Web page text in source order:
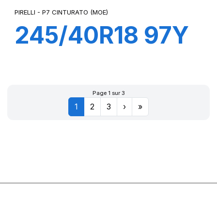
PIRELLI - P7 CINTURATO (MOE)
245/40R18 97Y
CINTURATO
(MOE)
Page 1 sur 3
1 2 3 › »